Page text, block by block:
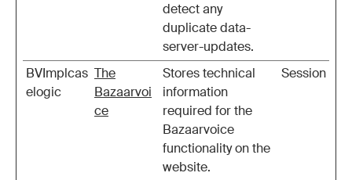
detect any
duplicate data-
server-updates.
BVImplcas
elogic
The
Bazaarvoi
ce
Stores technical
information
required for the
Bazaarvoice
functionality on the
website.
Session